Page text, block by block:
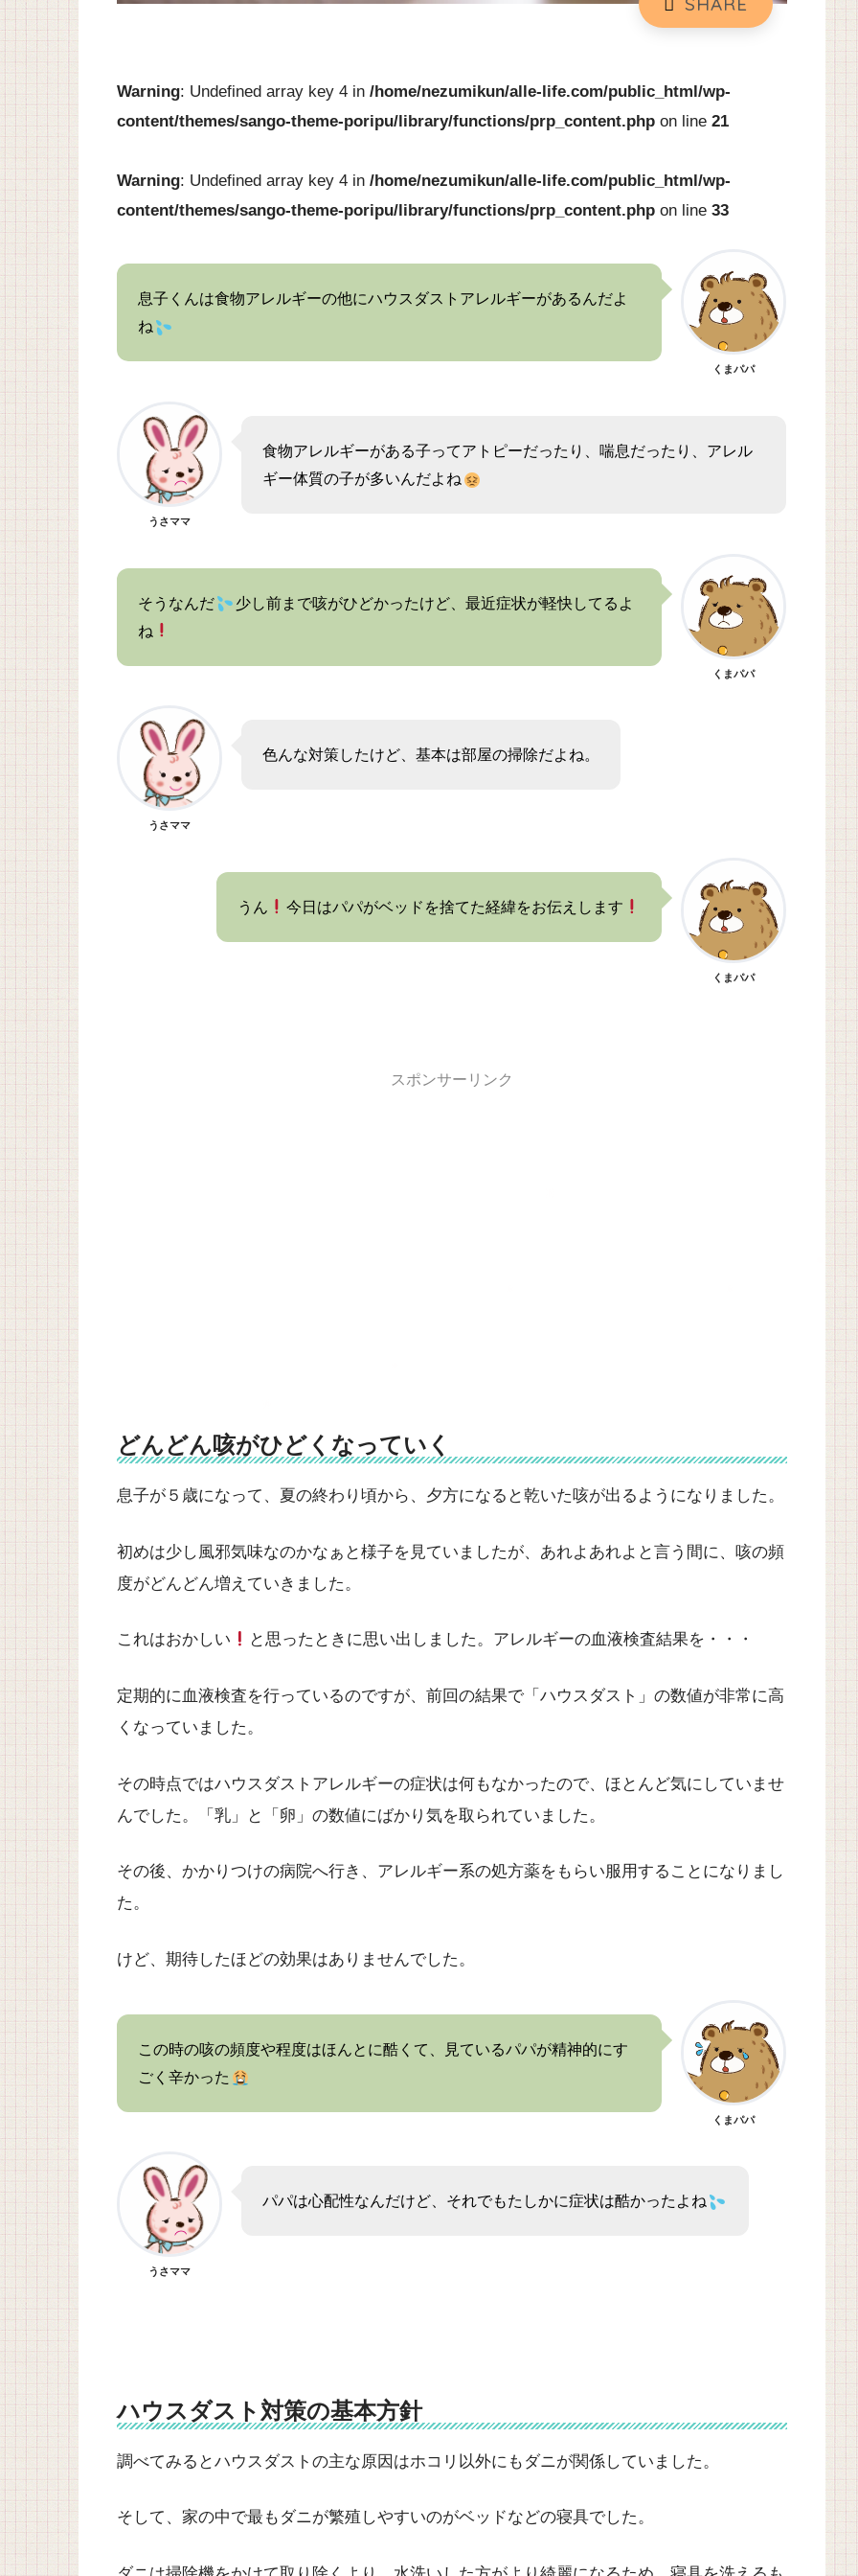
Warning: Undefined array key 4 in /home/nezumikun/alle-life.com/public_html/wp-
content/themes/sango-theme-poripu/library/functions/prp_content.php on line 21
Warning: Undefined array key 4 in /home/nezumikun/alle-life.com/public_html/wp-
content/themes/sango-theme-poripu/library/functions/prp_content.php on line 33
息子くんは食物アレルギーの他にハウスダストアレルギーがあるんだよ
ね
くまパパ
うさママ
食物アレルギーがある子ってアトピーだったり、喘息だったり、アレル
ギー体質の子が多いんだよね
そうなんだ
少し前まで咳がひどかったけど、最近症状が軽快してるよ
ね
くまパパ
うさママ
色んな対策したけど、基本は部屋の掃除だよね。
うん 今日はパパがベッドを捨てた経緯をお伝えします
くまパパ
スポンサーリンク
どんどん咳がひどくなっていく
息子が５歳になって、夏の終わり頃から、夕方になると乾いた咳が出るようになりました。
初めは少し風邪気味なのかなぁと様子を見ていましたが、あれよあれよと言う間に、咳の頻
度がどんどん増えていきました。
これはおかしい と思ったときに思い出しました。アレルギーの血液検査結果を・・・
定期的に血液検査を行っているのですが、前回の結果で「ハウスダスト」の数値が非常に高
くなっていました。
その時点ではハウスダストアレルギーの症状は何もなかったので、ほとんど気にしていませ
んでした。「乳」と「卵」の数値にばかり気を取られていました。
その後、かかりつけの病院へ行き、アレルギー系の処方薬をもらい服用することになりまし
た。
けど、期待したほどの効果はありませんでした。
この時の咳の頻度や程度はほんとに酷くて、見ているパパが精神的にす
ごく辛かった
くまパパ
うさママ
パパは心配性なんだけど、それでもたしかに症状は酷かったよね
ハウスダスト対策の基本方針
調べてみるとハウスダストの主な原因はホコリ以外にもダニが関係していました。
そして、家の中で最もダニが繁殖しやすいのがベッドなどの寝具でした。